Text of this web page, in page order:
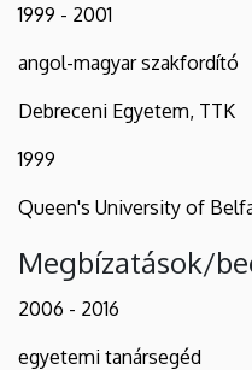
1999 - 2001
angol-magyar szakfordító
Debreceni Egyetem, TTK
1999
Queen's University of
Megbízatások/
2006 - 2016
egyetemi tanársegéd